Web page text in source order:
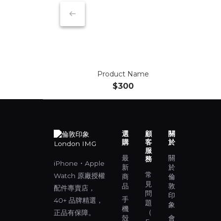
Product Name
$300
iPhone・Apple
Watch 原廠授權
配件專賣店，
40+ 品牌精選，
正品有保障。
選
購
最
新
商
品
手
機
殼
顧
客
服
務
常
見
問
題
（
關
於
關
於
倫
敦
印
象
會